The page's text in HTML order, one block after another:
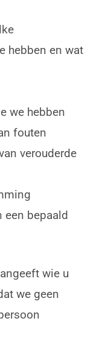
hebben en wat
we hebben
fouten
verouderde
een bepaald
wie u
we geen